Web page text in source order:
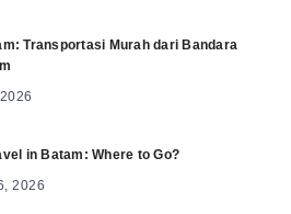
Transportasi Murah dari Bandara
in Batam: Where to Go?
2026